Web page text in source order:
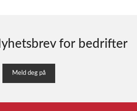
for bedrifter
Meld deg på